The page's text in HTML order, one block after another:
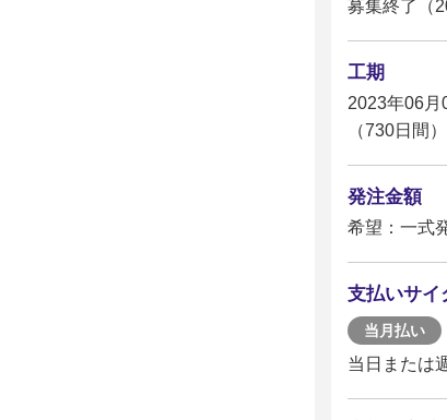
募集終了（
工期
2023年06月
（730日間）
発注金額
希望：一式
支払いサイ
当月払い
当日または